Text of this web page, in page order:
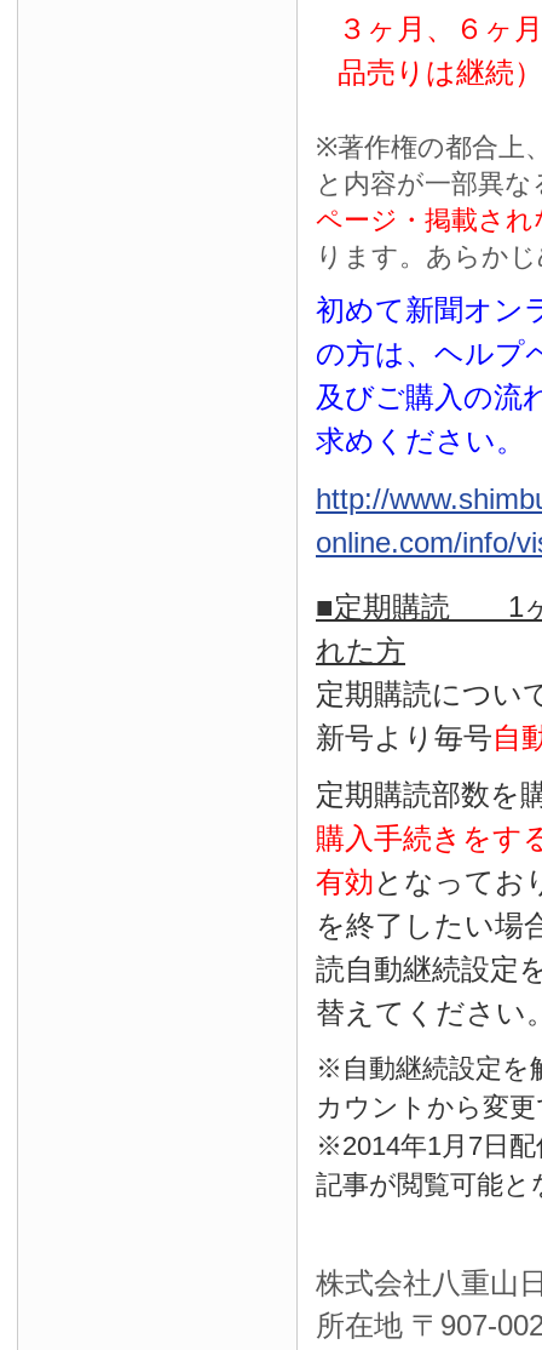
３ヶ月、６ヶ
品売りは継続）
※著作権の都合上
と内容が一部異な
ページ・掲載され
ります。あらか
初めて新聞オン
の方は、ヘルプ
及びご購入の流
求めください。
http://
online.com/info/
■定期購読 1ヶ
れた方
定期購読につい
新号より毎号自
定期購読部数を
購入手続きをす
有効となってお
を終了したい場
読自動継続設定
替えてください
※自動継続設定を
カウントから変
※2014年1月7日
記事が閲覧可能
株式会社八重山
所在地 〒 907-